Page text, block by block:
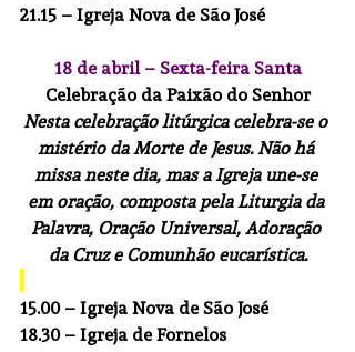
21.15 – Igreja Nova de São José
18 de abril – Sexta-feira Santa
Celebração da Paixão do Senhor
Nesta celebração litúrgica celebra-se o
mistério da Morte de Jesus. Não há
missa neste dia, mas a Igreja une-se
em oração, composta pela Liturgia da
Palavra, Oração Universal, Adoração
da Cruz e Comunhão eucarística.
15.00 – Igreja Nova de São José
18.30 – Igreja de Fornelos